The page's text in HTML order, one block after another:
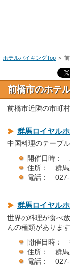
ホテルバイキングTop ＞
前橋市のホテ
前橋市近隣の市町
群馬ロイヤル
中国料理のテーブ
開催日時：
住所： 群馬
電話： 027-
群馬ロイヤル
世界の料理が食べ
んの種類がありま
開催日時：
住所： 群馬
電話： 027-